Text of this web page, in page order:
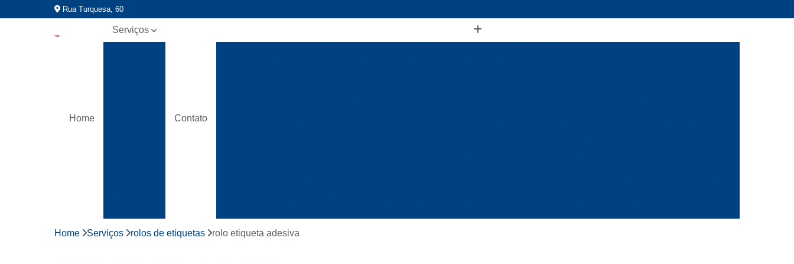
Rua Turquesa, 60
Home
Serviços
Fitas
Contato
Etiquetas Coloridas para Identificação
Home Serviços rolos de etiquetas rolo etiqueta adesiva